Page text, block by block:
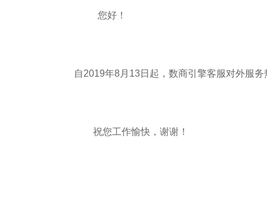
您好！
自2019年8月13日起，数商引擎客服对外服务
祝您工作愉快，谢谢！